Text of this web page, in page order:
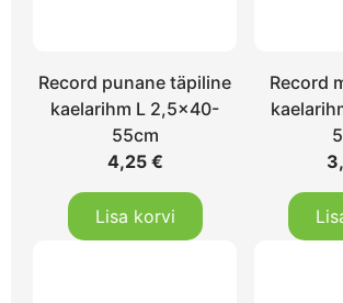
Record punane täpiline
kaelarihm L 2,5×40-
55cm
4,25 €
Lisa korvi
Record